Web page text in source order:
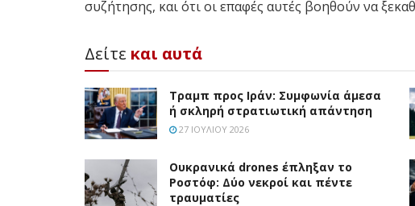
συζήτησης, και ότι οι επαφές αυτές βοηθούν να
Δείτε και αυτά
Τραμπ προς Ιράν: Συμφωνία άμεσα
ή σκληρή στρατιωτική απάντηση
27 ΙΟΥΛΊΟΥ 2026
Ουκρανικά drones έπληξαν το
Ροστόφ: Δύο νεκροί και πέντε
τραυματίες